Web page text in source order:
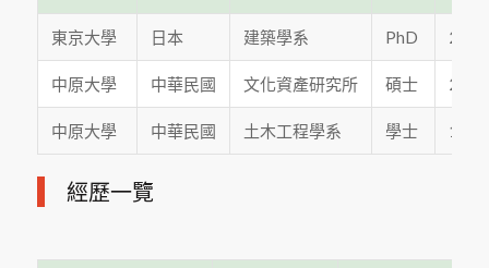
東京大學 日本 建築學系 PhD
中原大學 中華民國 文化資產研究所 碩士
中原大學 中華民國 土木工程學系 學士
經歷一覽